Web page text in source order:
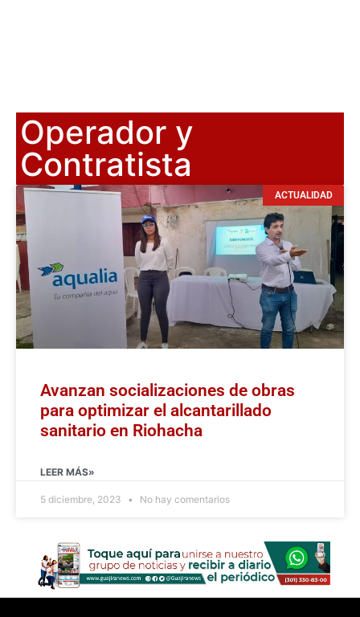
Operador y
Contratista
ACTUALIDAD
Avanzan socializaciones de obras
para optimizar el alcantarillado
sanitario en Riohacha
LEER MÁS»
5 diciembre, 2023 No hay comentarios